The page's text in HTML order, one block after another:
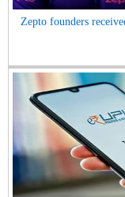
Zepto founders